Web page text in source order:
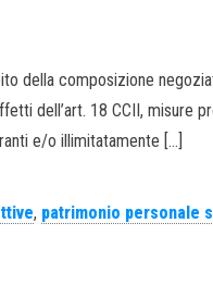
della composizione
dell’art. 18 CCII, misure
e/o illimitatamente […]
, patrimonio personale